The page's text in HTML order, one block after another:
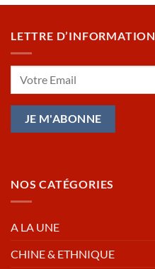
LETTRE D’INFORMATION
NOS CATÉGORIES
A LA UNE
CHINE & ETHNIQUE